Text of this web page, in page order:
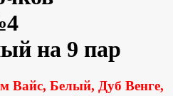
на 9 пар
Вайс, Белый, Дуб Венге,